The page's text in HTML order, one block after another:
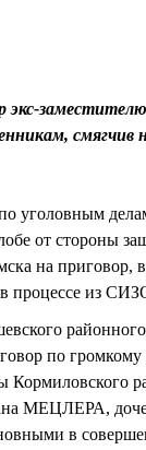
экс-
смягчив
уголовным
от стороны
на приговор,
из
по громкому
Кормиловского
МЕЦЛЕРА,
в